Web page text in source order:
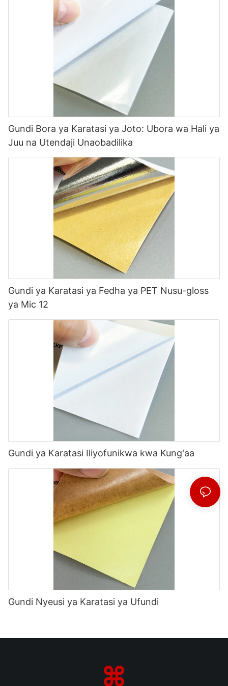
Gundi Bora ya Karatasi ya Joto: Ubora wa Hali ya
Juu na Utendaji Unaobadilika
Gundi ya Karatasi ya Fedha ya PET Nusu-gloss
ya Mic 12
Gundi ya Karatasi Iliyofunikwa kwa Kung'aa
Gundi Nyeusi ya Karatasi ya Ufundi